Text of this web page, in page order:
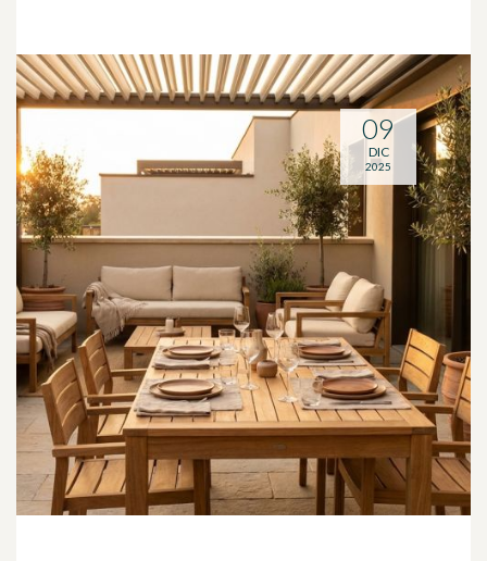
09
DIC
2025